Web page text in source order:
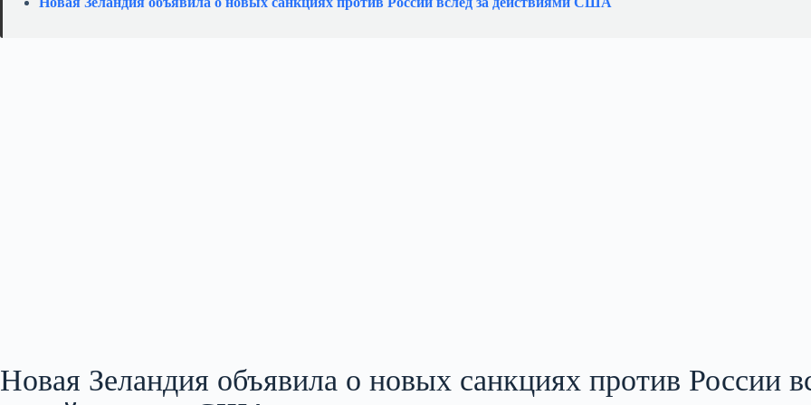
Новая Зеландия объявила о новых санкциях против России